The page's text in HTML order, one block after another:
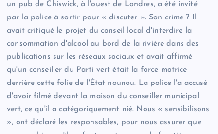
un pub de Chiswick, à l'ouest de Londres, a été invité
par la police à sortir pour « discuter ». Son crime ? Il
avait critiqué le projet du conseil local d'interdire la
consommation d'alcool au bord de la rivière dans des
publications sur les réseaux sociaux et avait affirmé
qu'un conseiller du Parti vert était la force motrice
derrière cette folie de l'État nounou. La police l'a accusé
d'avoir filmé devant la maison du conseiller municipal
vert, ce qu'il a catégoriquement nié. Nous « sensibilisons
», ont déclaré les responsables, pour nous assurer que